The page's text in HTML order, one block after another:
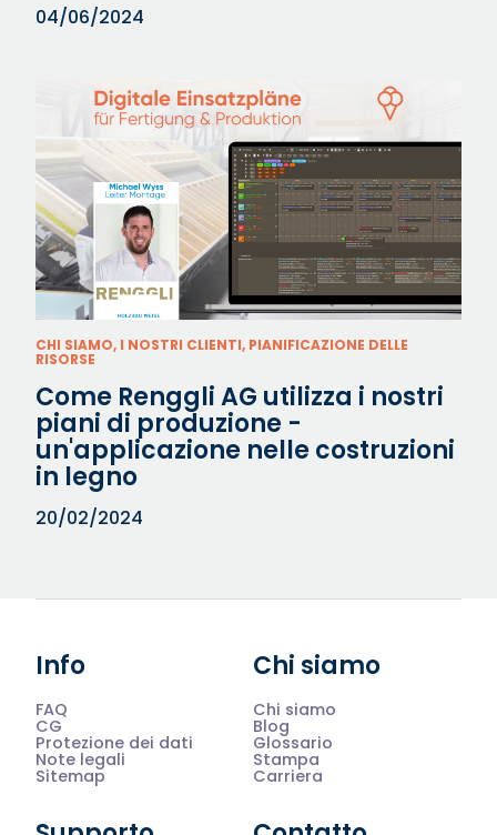
04/06/2024
CHI SIAMO, I NOSTRI CLIENTI, PIANIFICAZIONE DELLE
RISORSE
Come Renggli AG utilizza i nostri
piani di produzione -
un'applicazione nelle costruzioni
in legno
20/02/2024
Info
FAQ
CG
Protezione dei dati
Note legali
Sitemap
Chi siamo
Chi siamo
Blog
Glossario
Stampa
Carriera